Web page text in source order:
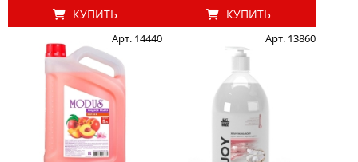
КУПИТЬ КУПИТЬ
Арт. 14440 Арт. 13860